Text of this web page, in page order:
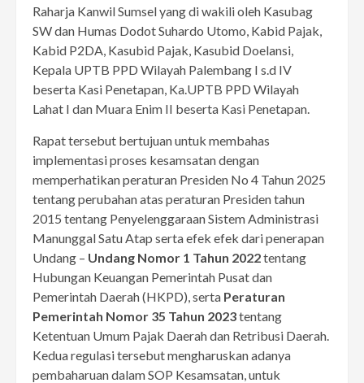
Raharja Kanwil Sumsel yang di wakili oleh Kasubag
SW dan Humas Dodot Suhardo Utomo, Kabid Pajak,
Kabid P2DA, Kasubid Pajak, Kasubid Doelansi,
Kepala UPTB PPD Wilayah Palembang I s.d IV
beserta Kasi Penetapan, Ka.UPTB PPD Wilayah
Lahat I dan Muara Enim II beserta Kasi Penetapan.
Rapat tersebut bertujuan untuk membahas
implementasi proses kesamsatan dengan
memperhatikan peraturan Presiden No 4 Tahun 2025
tentang perubahan atas peraturan Presiden tahun
2015 tentang Penyelenggaraan Sistem Administrasi
Manunggal Satu Atap serta efek efek dari penerapan
Undang – Undang Nomor 1 Tahun 2022tentang
Hubungan Keuangan Pemerintah Pusat dan
Pemerintah Daerah (HKPD), serta Peraturan
Pemerintah Nomor 35 Tahun 2023tentang
Ketentuan Umum Pajak Daerah dan Retribusi Daerah.
Kedua regulasi tersebut mengharuskan adanya
pembaharuan dalam SOP Kesamsatan, untuk